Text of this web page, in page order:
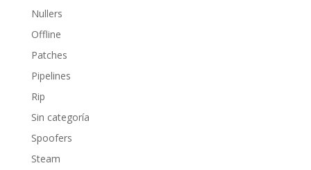
Nullers
Offline
Patches
Pipelines
Rip
Sin categoría
Spoofers
Steam